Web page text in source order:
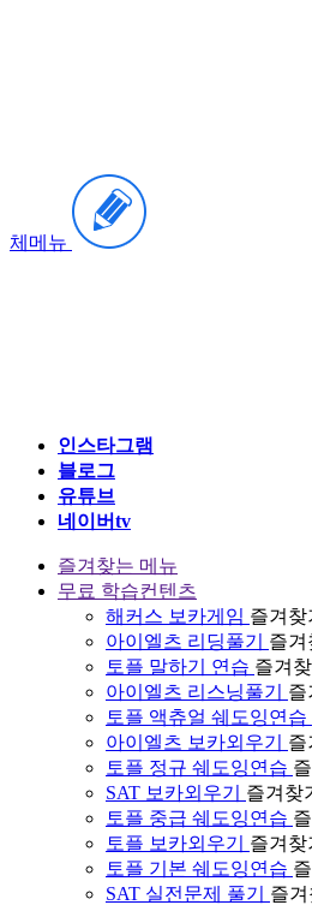
체메뉴
인스타그램
블로그
유튜브
네이버tv
즐겨찾는 메뉴
무료 학습컨텐츠
해커스 보카게임 즐겨찾
아이엘츠 리딩풀기
즐겨
토플 말하기 연습 즐겨찾
아이엘츠 리스닝풀기
즐
토플 액츄얼 쉐도잉연습
아이엘츠 보카외우기
즐
토플 정규 쉐도잉연습
SAT 보카외우기
즐겨찾
토플 중급 쉐도잉연습
토플 보카외우기
즐겨찾
토플 기본 쉐도잉연습
SAT 실전문제 풀기
즐겨